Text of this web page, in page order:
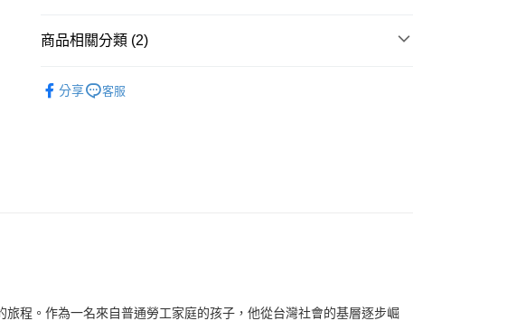
商品相關分類 (2)
分享 客服
程。作為一名來自普通勞工家庭的孩子，他從台灣社會的基層逐步崛